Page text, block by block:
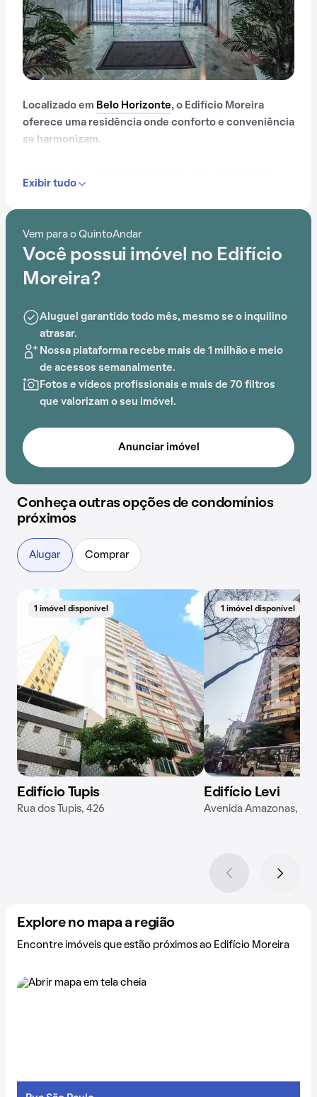
Localizado em Belo Horizonte, o Edifício Moreira
oferece uma residência onde conforto e conveniência
se harmonizam.
Concursos, Instituto Charles Perrault, SENAC,
Pitágoras.
Com portaria 24 horas e elevador, este
todas as idades.
Exibir tudo
Vem para o QuintoAndar
Você possui imóvel no Edifício
Moreira?
Aluguel garantido todo mês, mesmo se o inquilino
atrasar.
Nossa plataforma recebe mais de 1 milhão e meio
de acessos semanalmente.
Fotos e vídeos profissionais e mais de 70 filtros
que valorizam o seu imóvel.
Anunciar imóvel
Conheça outras opções de condomínios
próximos
Alugar Comprar
1 imóvel disponível
Edifício Tupis
Rua dos Tupis, 426
1 imóvel disponível
Edifício Levi
Avenida Amazonas, 718
Explore no mapa a região
Encontre imóveis que estão próximos ao Edifício Moreira